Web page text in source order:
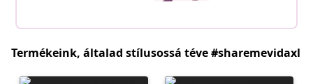
Termékeink, általad stílusossá téve #sharemevidaxl